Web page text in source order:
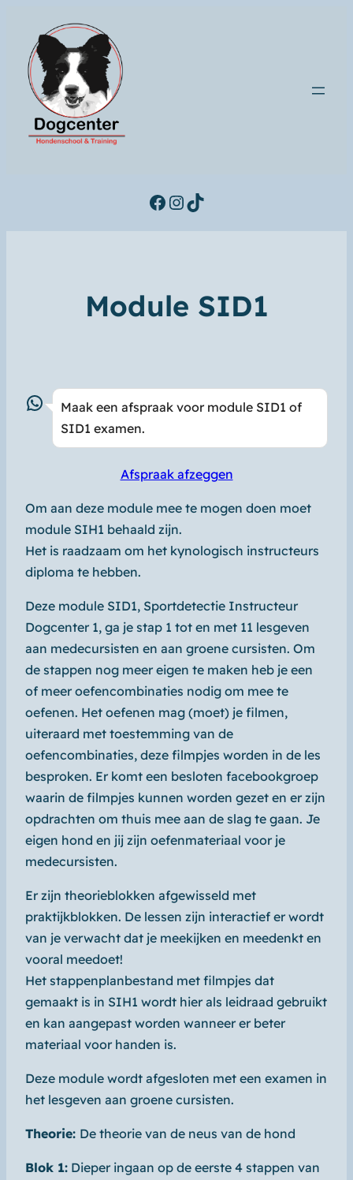
Facebook
Instagram
TikTok
Module SID1
WhatsApp
Maak een afspraak voor module SID1 of
SID1 examen.
Afspraak afzeggen
Om aan deze module mee te mogen doen moet
module SIH1 behaald zijn.
Het is raadzaam om het kynologisch instructeurs
diploma te hebben.
Deze module SID1, Sportdetectie Instructeur
Dogcenter 1, ga je stap 1 tot en met 11 lesgeven
aan medecursisten en aan groene cursisten. Om
de stappen nog meer eigen te maken heb je een
of meer oefencombinaties nodig om mee te
oefenen. Het oefenen mag (moet) je filmen,
uiteraard met toestemming van de
oefencombinaties, deze filmpjes worden in de les
besproken. Er komt een besloten facebookgroep
waarin de filmpjes kunnen worden gezet en er zijn
opdrachten om thuis mee aan de slag te gaan. Je
eigen hond en jij zijn oefenmateriaal voor je
medecursisten.
Er zijn theorieblokken afgewisseld met
praktijkblokken. De lessen zijn interactief er wordt
van je verwacht dat je meekijken en meedenkt en
vooral meedoet!
Het stappenplanbestand met filmpjes dat
gemaakt is in SIH1 wordt hier als leidraad gebruikt
en kan aangepast worden wanneer er beter
materiaal voor handen is.
Deze module wordt afgesloten met een examen in
het lesgeven aan groene cursisten.
Theorie: De theorie van de neus van de hond
Blok 1: Dieper ingaan op de eerste 4 stappen van